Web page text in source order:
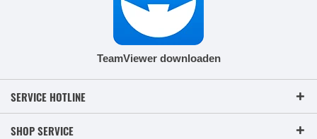
TeamViewer downloaden
SERVICE HOTLINE
SHOP SERVICE